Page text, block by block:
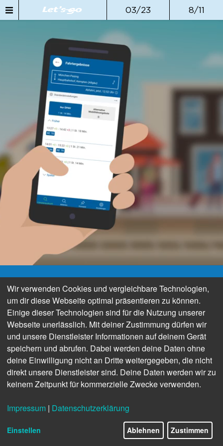
03/23 8/11
Bahn frei für MoBY:
Die BEG stellt ihre neue Mobilitäts-
Wir verwenden Cookies und vergleichbare Technologien,
um dir diese Webseite optimal präsentieren zu können.
Einige dieser Technologien sind für die Nutzung unserer
Webseite unerlässlich. Mit deiner Zustimmung dürfen wir
und unsere Dienstleister Informationen auf deinem Gerät
speichern und abrufen. Dabei werden deine Daten ohne
deine Einwilligung nicht an Dritte weitergegeben, die nicht
direkt unsere Dienstleister sind. Deine Daten werden wir zu
keinem Zeitpunkt für kommerzielle Zwecke verwenden.
Impressum | Datenschutzerklärung
Einstellen Ablehnen Zustimmen